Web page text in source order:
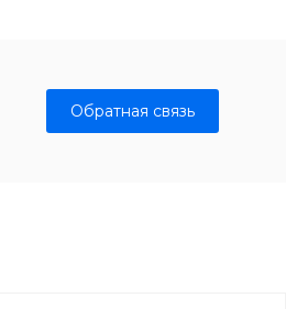
Обратная связь